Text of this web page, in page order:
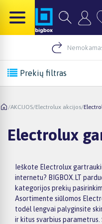
Prekių filtras
/AKCIJOS/Electrolux akcijos/
Electrolux
Ieškote Electrolux
internetu? BIGBOX.LT
kategorijos prekių
Asortimente siūlomos
todėl lengvai palyginsite
ir kitus svarbius